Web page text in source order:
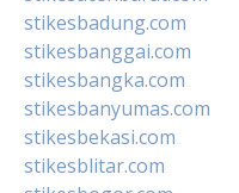
stikesbadung.com
stikesbanggai.com
stikesbangka.com
stikesbanyumas.com
stikesbekasi.com
stikesblitar.com